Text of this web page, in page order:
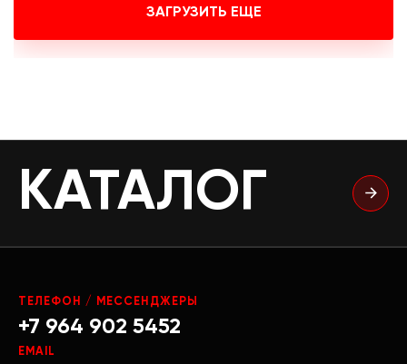
ЗАГРУЗИТЬ ЕЩЕ
КАТАЛОГ
ТЕЛЕФОН / МЕССЕНДЖЕРЫ
+7 964 902 5452
EMAIL